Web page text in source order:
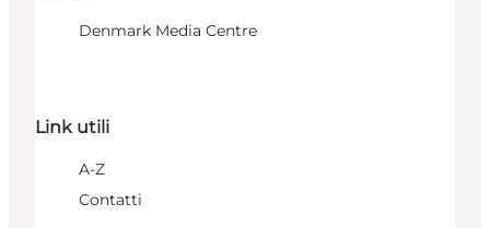
Denmark Media Centre
Link utili
A-Z
Contatti